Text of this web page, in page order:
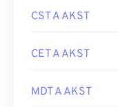
CST A AKST
CET A AKST
MDT A AKST